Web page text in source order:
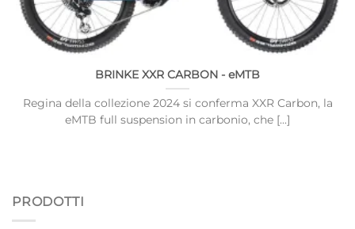
BRINKE XXR CARBON - eMTB
Regina della collezione 2024 si conferma XXR Carbon, la
eMTB full suspension in carbonio, che [...]
PRODOTTI